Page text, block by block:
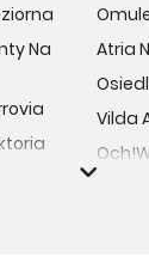
Na
Atria
Vilda